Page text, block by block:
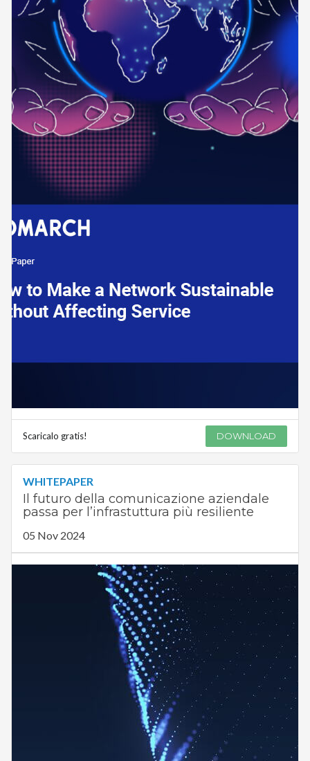
Scaricalo gratis! DOWNLOAD
WHITEPAPER
Il futuro della comunicazione aziendale
passa per l’infrastuttura più resiliente
05 Nov 2024